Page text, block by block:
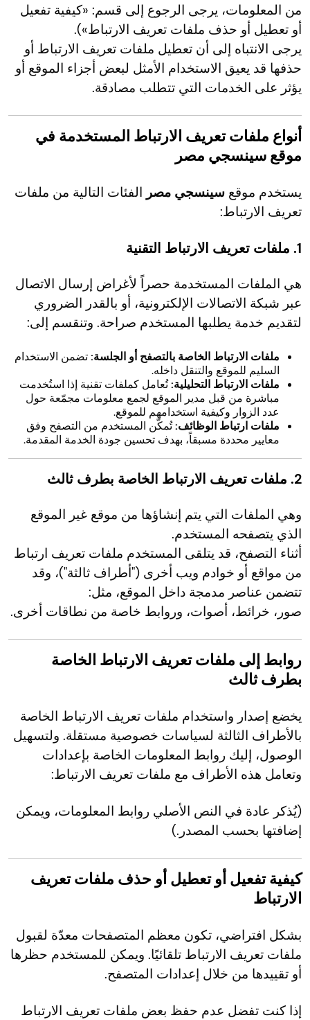
من المعلومات، يرجى الرجوع إلى قسم: «كيفية تفعيل
أو تعطيل أو حذف ملفات تعريف الارتباط»).
يرجى الانتباه إلى أن تعطيل ملفات تعريف الارتباط أو
حذفها قد يعيق الاستخدام الأمثل لبعض أجزاء الموقع أو
يؤثر على الخدمات التي تتطلب مصادقة.
أنواع ملفات تعريف الارتباط المستخدمة في
موقع سينسجي مصر
يستخدم موقع سينسجي مصر الفئات التالية من ملفات
تعريف الارتباط:
1. ملفات تعريف الارتباط التقنية
هي الملفات المستخدمة حصراً لأغراض إرسال الاتصال
عبر شبكة الاتصالات الإلكترونية، أو بالقدر الضروري
لتقديم خدمة يطلبها المستخدم صراحة. وتنقسم إلى:
ملفات الارتباط الخاصة بالتصفح أو الجلسة:تضمن الاستخدام
السليم للموقع والتنقل داخله.
ملفات الارتباط التحليلية:تُعامل كملفات تقنية إذا استُخدمت
مباشرة من قبل مدير الموقع لجمع معلومات مجمّعة حول
عدد الزوار وكيفية استخدامهم للموقع.
ملفات ارتباط الوظائف:تُمكّن المستخدم من التصفح وفق
معايير محددة مسبقاً، بهدف تحسين جودة الخدمة المقدمة.
2. ملفات تعريف الارتباط الخاصة بطرف ثالث
وهي الملفات التي يتم إنشاؤها من موقع غير الموقع
الذي يتصفحه المستخدم.
أثناء التصفح، قد يتلقى المستخدم ملفات تعريف ارتباط
من مواقع أو خوادم ويب أخرى ("أطراف ثالثة")، وقد
تتضمن عناصر مدمجة داخل الموقع، مثل:
صور، خرائط، أصوات، وروابط خاصة من نطاقات أخرى.
روابط إلى ملفات تعريف الارتباط الخاصة
بطرف ثالث
يخضع إصدار واستخدام ملفات تعريف الارتباط الخاصة
بالأطراف الثالثة لسياسات خصوصية مستقلة. ولتسهيل
الوصول، إليك روابط المعلومات الخاصة بإعدادات
وتعامل هذه الأطراف مع ملفات تعريف الارتباط:
(يُذكر عادة في النص الأصلي روابط المعلومات، ويمكن
إضافتها بحسب المصدر.)
كيفية تفعيل أو تعطيل أو حذف ملفات تعريف
الارتباط
بشكل افتراضي، تكون معظم المتصفحات معدّة لقبول
ملفات تعريف الارتباط تلقائيًا. ويمكن للمستخدم حظرها
أو تقييدها من خلال إعدادات المتصفح.
إذا كنت تفضل عدم حفظ بعض ملفات تعريف الارتباط